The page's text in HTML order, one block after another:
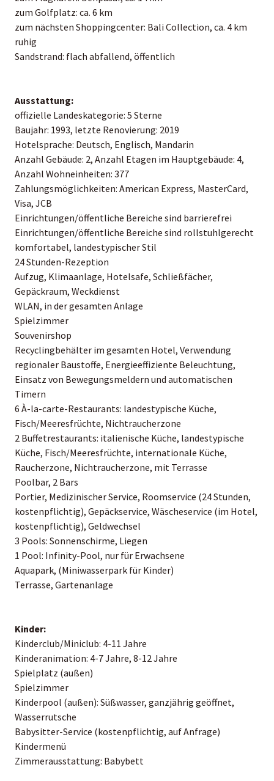
zum Golfplatz: ca. 6 km
zum nächsten Shoppingcenter: Bali Collection, ca. 4 km
ruhig
Sandstrand: flach abfallend, öffentlich
Ausstattung:
offizielle Landeskategorie: 5 Sterne
Baujahr: 1993, letzte Renovierung: 2019
Hotelsprache: Deutsch, Englisch, Mandarin
Anzahl Gebäude: 2, Anzahl Etagen im Hauptgebäude: 4,
Anzahl Wohneinheiten: 377
Zahlungsmöglichkeiten: American Express, MasterCard,
Visa, JCB
Einrichtungen/öffentliche Bereiche sind barrierefrei
Einrichtungen/öffentliche Bereiche sind rollstuhlgerecht
komfortabel, landestypischer Stil
24 Stunden-Rezeption
Aufzug, Klimaanlage, Hotelsafe, Schließfächer,
Gepäckraum, Weckdienst
WLAN, in der gesamten Anlage
Spielzimmer
Souvenirshop
Recyclingbehälter im gesamten Hotel, Verwendung
regionaler Baustoffe, Energieeffiziente Beleuchtung,
Einsatz von Bewegungsmeldern und automatischen
Timern
6 À-la-carte-Restaurants: landestypische Küche,
Fisch/Meeresfrüchte, Nichtraucherzone
2 Buffetrestaurants: italienische Küche, landestypische
Küche, Fisch/Meeresfrüchte, internationale Küche,
Raucherzone, Nichtraucherzone, mit Terrasse
Poolbar, 2 Bars
Portier, Medizinischer Service, Roomservice (24 Stunden,
kostenpflichtig), Gepäckservice, Wäscheservice (im Hotel,
kostenpflichtig), Geldwechsel
3 Pools: Sonnenschirme, Liegen
1 Pool: Infinity-Pool, nur für Erwachsene
Aquapark, (Miniwasserpark für Kinder)
Terrasse, Gartenanlage
Kinder:
Kinderclub/Miniclub: 4-11 Jahre
Kinderanimation: 4-7 Jahre, 8-12 Jahre
Spielplatz (außen)
Spielzimmer
Kinderpool (außen): Süßwasser, ganzjährig geöffnet,
Wasserrutsche
Babysitter-Service (kostenpflichtig, auf Anfrage)
Kindermenü
Zimmerausstattung: Babybett